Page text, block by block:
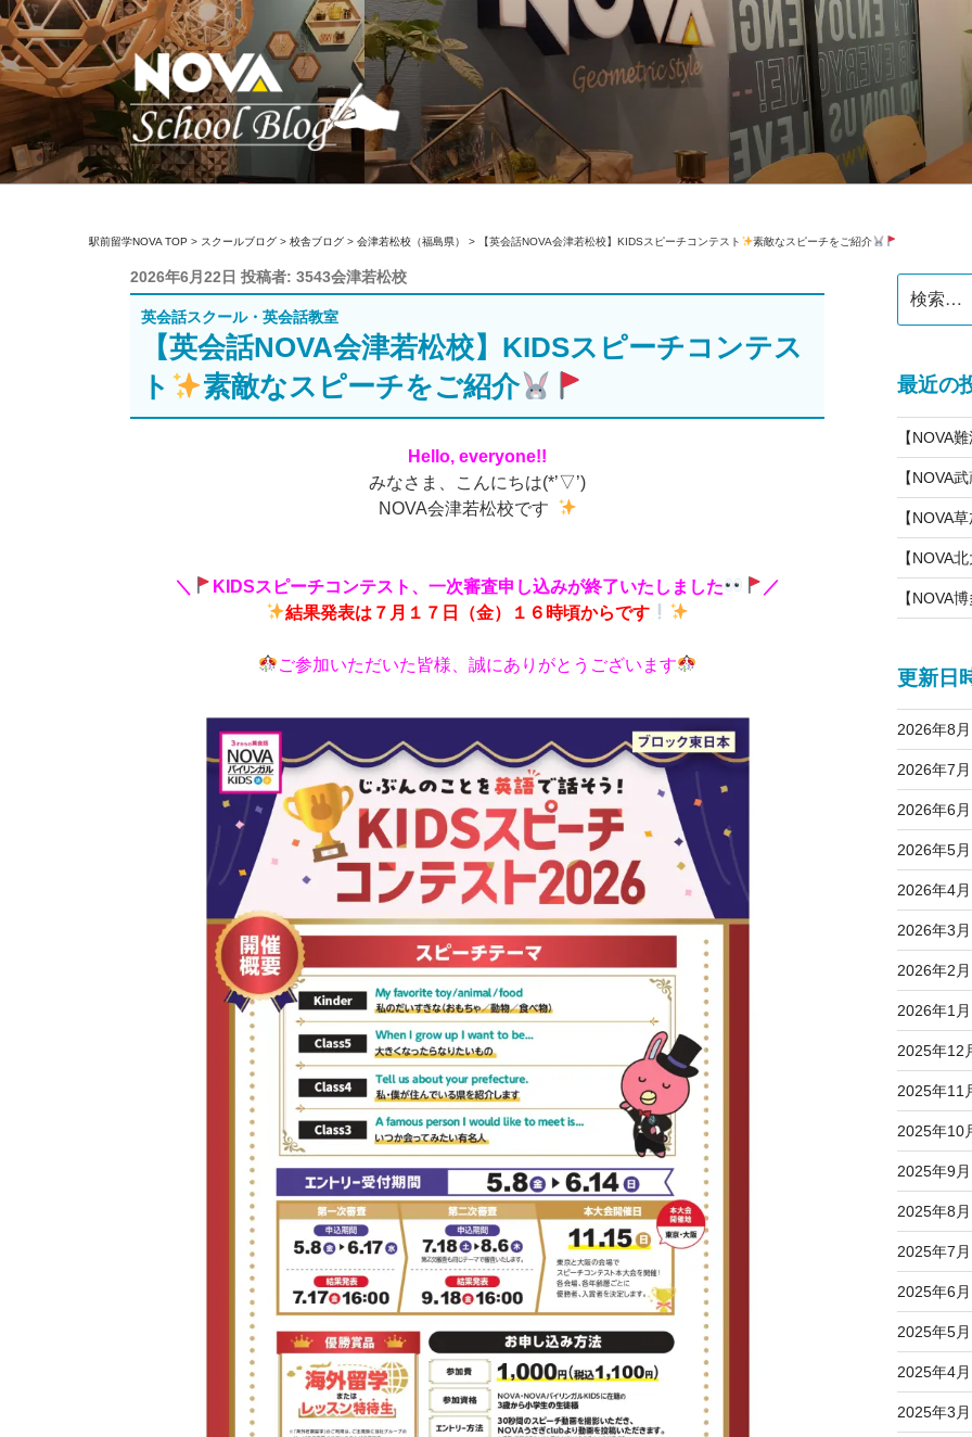
コ
ン
テ
ン
ス
駅前留学NOVA TOP > スクールブログ > 校舎ブログ > 会津若松校（福島県） > 【英会話NOVA会津若松校】KIDSスピーチコンテスト 素敵なスピーチをご紹介
投
稿
日:
2026年6月22日 投稿者: 3543会津若松校
英会話スクール・英会話教室
【英会話NOVA会津若松校】KIDSスピーチコンテス
ト
素敵なスピーチをご紹介
Hello, everyone!!
みなさま、こんにちは(*’▽’)
NOVA会津若松校です
＼ KIDSスピーチコンテスト、一次審査申し込みが終了いたしました
／
結果発表は７月１７日（金）１６時頃からです
ご参加いただいた皆様、誠にありがとうございます
索:
最近の
【NOVA
【NOVA
【NOVA
【NOVA
【NOVA
更新日
2026年8月
2026年7月
2026年6月
2026年5月
2026年4月
2026年3月
2026年2月
2026年1月
2025年12
2025年11
2025年10
2025年9月
2025年8月
2025年7月
2025年6月
2025年5月
2025年4月
2025年3月